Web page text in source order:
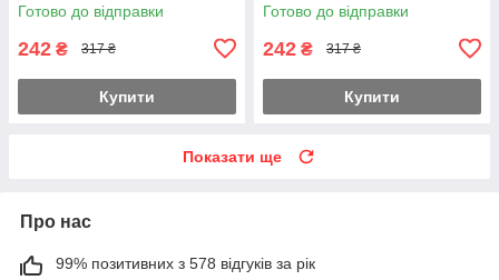
Готово до відправки
242 ₴ 317 ₴
Купити
Готово до відправки
242 ₴ 317 ₴
Купити
Показати ще
Про нас
99% позитивних з 578 відгуків за рік